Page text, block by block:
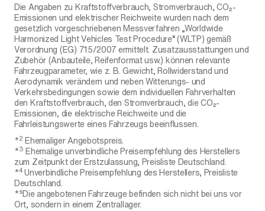
Die Angaben zu Kraftstoffverbrauch, Stromverbrauch, CO₂-
Emissionen und elektrischer Reichweite wurden nach dem
gesetzlich vorgeschriebenen Messverfahren „Worldwide
Harmonized Light Vehicles Test Procedure“ (WLTP) gemäß
Verordnung (EG) 715/2007 ermittelt. Zusatzausstattungen und
Zubehör (Anbauteile, Reifenformat usw.) können relevante
Fahrzeugparameter, wie z. B. Gewicht, Rollwiderstand und
Aerodynamik verändern und neben Witterungs- und
Verkehrsbedingungen sowie dem individuellen Fahrverhalten
den Kraftstoffverbrauch, den Stromverbrauch, die CO₂-
Emissionen, die elektrische Reichweite und die
Fahrleistungswerte eines Fahrzeugs beeinflussen.
*2 Ehemaliger Angebotspreis.
*3 Ehemalige unverbindliche Preisempfehlung des Herstellers
zum Zeitpunkt der Erstzulassung, Preisliste Deutschland.
*4Unverbindliche Preisempfehlung des Herstellers, Preisliste
Deutschland.
*⁵Die angebotenen Fahrzeuge befinden sich nicht bei uns vor
Ort, sondern in einem Zentrallager.